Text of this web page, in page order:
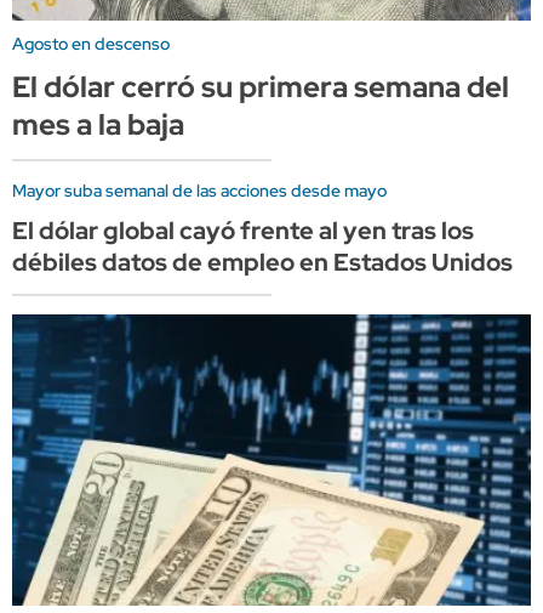
Agosto en descenso
El dólar cerró su primera semana del
mes a la baja
Mayor suba semanal de las acciones desde mayo
El dólar global cayó frente al yen tras los
débiles datos de empleo en Estados Unidos